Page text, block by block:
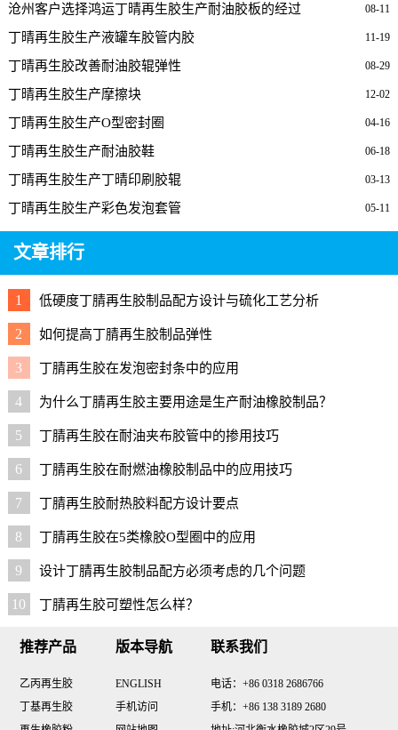
08-11
沧州客户选择鸿运丁晴再生胶生产耐油胶板的经过
11-19
丁晴再生胶生产液罐车胶管内胶
08-29
丁晴再生胶改善耐油胶辊弹性
12-02
丁晴再生胶生产摩擦块
04-16
丁晴再生胶生产O型密封圈
06-18
丁晴再生胶生产耐油胶鞋
03-13
丁晴再生胶生产丁晴印刷胶辊
05-11
丁晴再生胶生产彩色发泡套管
文章排行
1 低硬度丁腈再生胶制品配方设计与硫化工艺分析
2 如何提高丁腈再生胶制品弹性
3 丁腈再生胶在发泡密封条中的应用
4 为什么丁腈再生胶主要用途是生产耐油橡胶制品？
5 丁腈再生胶在耐油夹布胶管中的掺用技巧
6 丁腈再生胶在耐燃油橡胶制品中的应用技巧
7 丁腈再生胶耐热胶料配方设计要点
8 丁腈再生胶在5类橡胶O型圈中的应用
9 设计丁腈再生胶制品配方必须考虑的几个问题
10 丁腈再生胶可塑性怎么样？
推荐产品
乙丙再生胶
丁基再生胶
版本导航
ENGLISH
手机访问
联系我们
电话：+86 0318 2686766
手机：+86 138 3189 2680